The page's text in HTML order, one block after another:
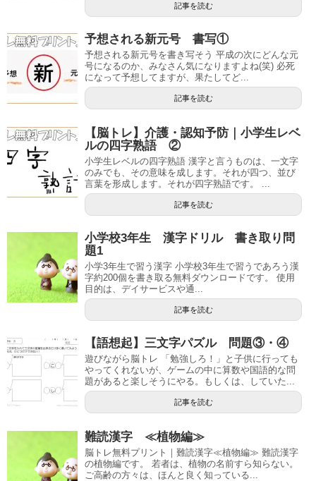
記事を読む
予想される新元号 書写①
予想される新元号を書き写そう 平成の次にどんな元
号になるのか、みなさん気になりますよね(笑) 必死
になって予想してますが、果たしてど...
記事を読む
【脳トレ】介護・認知予防｜小学生レベ
ルの四字熟語 ②
小学生レベルの四字熟語 漢字と言うものは、一文字
のみでも、その意味を成します。それが四つ、並び
言葉を形成します。それが四字熟語です。 ...
記事を読む
小学校3年生 漢字ドリル 書き取り問
題1
小学3年生で習う漢字 小学校3年生で習うであろう漢
字約200個を書き取る無料ダウンロードです。 使用
目的は、デイサービスや通...
記事を読む
【語想起】三文字パズル 問題③・④
遊びながら脳トレ 「勉強しろ！」と子供に行っても
やってくれないが、ゲームの中に算数や国語的な問
題があると楽しそうにやる。もしくは、していた...
記事を読む
難読漢字 ≪植物編≫
脳トレ無料プリント｜難読漢字≪植物編≫ 難読漢字
の植物編です。 若者は、植物の名前すら知らない。
ご高齢の方々は、ほんと良く知っている...